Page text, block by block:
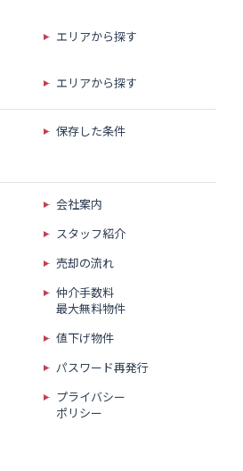
エリアから探す
エリアから探す
保存した条件
会社案内
スタッフ紹介
売却の流れ
仲介手数料
最大無料物件
値下げ物件
パスワード再発行
プライバシー
ポリシー